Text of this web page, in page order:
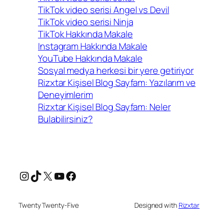
TikTok video serisi Angel vs Devil
TikTok video serisi Ninja
TikTok Hakkında Makale
Instagram Hakkında Makale
YouTube Hakkında Makale
Sosyal medya herkesi bir yere getiriyor
Rizxtar Kişisel Blog Sayfam: Yazılarım ve
Deneyimlerim
Rizxtar Kişisel Blog Sayfam: Neler
Bulabilirsiniz?
Instagram
TikTok
X YouTube
Facebook
Twenty Twenty-Five Designed with Rizxtar